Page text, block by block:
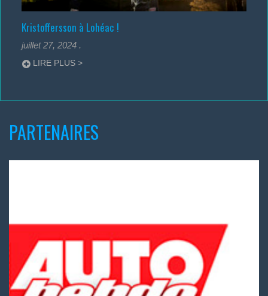
Kristoffersson à Lohéac !
juillet 27, 2024 .
LIRE PLUS >
PARTENAIRES